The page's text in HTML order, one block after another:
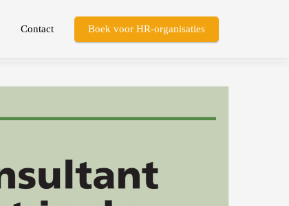
Contact Boek voor HR-organisaties